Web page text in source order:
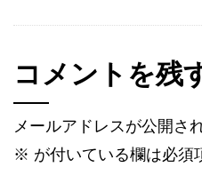
コメントを残
メールアドレスが公開さ
※ が付いている欄は必須